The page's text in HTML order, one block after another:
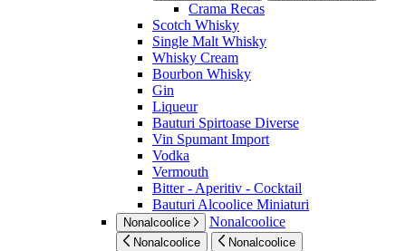
Crama Recas
Scotch Whisky
Single Malt Whisky
Whisky Cream
Bourbon Whisky
Gin
Liqueur
Bauturi Spirtoase Diverse
Vin Spumant Import
Vodka
Vermouth
Bitter - Aperitiv - Cocktail
Bauturi Alcoolice Miniaturi
Nonalcoolice Nonalcoolice
Nonalcoolice Nonalcoolice